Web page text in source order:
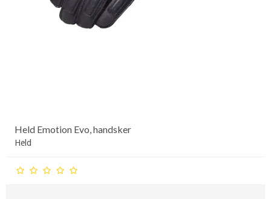
Held Emotion Evo, handsker
Held